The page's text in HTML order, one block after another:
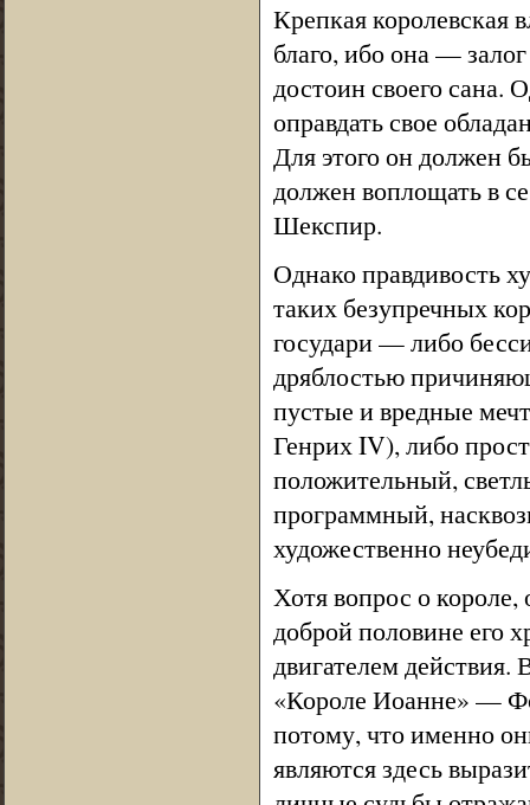
Крепкая
благо, ибо она —
достоин своего сана.
оправдать свое
Для этого он должен
должен воплощать в
Шекспир.
Однако правдивость
таких безупречных
государи — либо
дряблостью
пустые и вредные
Генрих IV), либо
положительный,
программный,
художественно
Хотя вопрос о короле,
доброй половине его
двигателем
«Короле Иоанне» —
потому, что именно
являются здесь